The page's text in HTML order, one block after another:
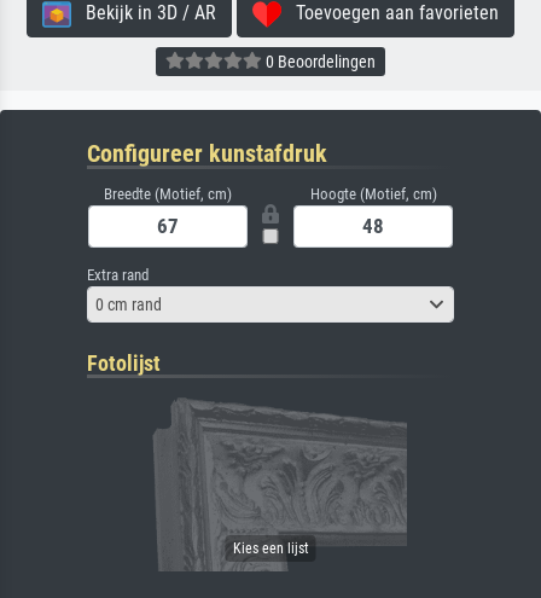
Bekijk in 3D / AR Toevoegen aan favorieten
0 Beoordelingen
Configureer kunstafdruk
Breedte (Motief, cm) Hoogte (Motief, cm)
Extra rand
0 cm rand
Fotolijst